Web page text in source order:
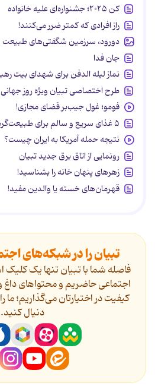
کن ۲۰۲۵؛ جشنواره‌ای علیه خانواده
راز افرادی که کمتر ضرر می‌کنند!
دورود، سرزمین شگفتی‌های طبیعت
جان فدا
نماز لیله الدفن برای شهدای بیت
طرح اختصاصی تبیان ویژه روز
فومو؛ غول جیب‌بر فضای مجازی!
۵ غذای سریع و سالم برای طبیعت‌گردی
نتیجه حمله آمریکا به ایران چیست؟
رونمایی از اتاق برق جدید تبیان
زهرهای پنهان خانه را بشناسید!
قهرمان‌های خسته یا والدین مفید!
تبیان را در شبکه‌های
فاصله شما با تبیان تنها یک
اجتماعی حاضریم و محتواهای داغ
کیفیت در اختیارتان می‌گذاریم؛
دنیال کنید.